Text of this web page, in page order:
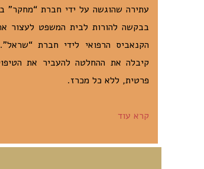
עתירה שהוגשה על ידי חברת “מחקר”
בבקשה להורות לבית המשפט לעצור
הקנאביס הרפואי לידי חברת
קיבלה את ההחלטה להעביר את
פרטית, ללא כל מכרז.
קרא עוד